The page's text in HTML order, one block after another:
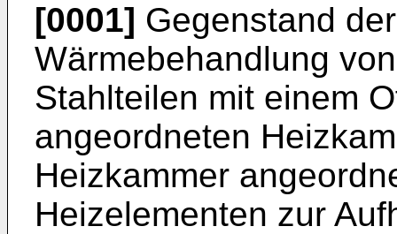
[0001] Gegenstand
Wärmebehandlung
Stahlteilen mit einem
angeordneten
Heizkammer
Heizelementen zur